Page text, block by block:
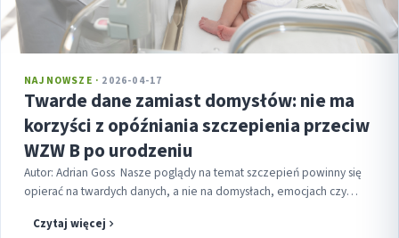
NAJNOWSZE · 2026-04-17
Twarde dane zamiast domysłów: nie ma
korzyści z opóźniania szczepienia przeciw
WZW B po urodzeniu
Autor: Adrian Goss Nasze poglądy na temat szczepień powinny się
opierać na twardych danych, a nie na domysłach, emocjach czy
zdrowi...
Czytaj więcej